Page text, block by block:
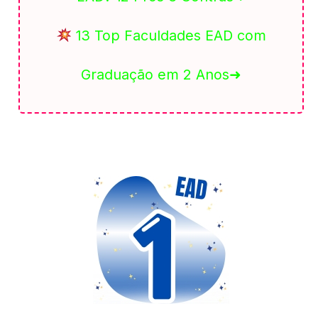
13 Top Faculdades EAD com
Graduação em 2 Anos➜